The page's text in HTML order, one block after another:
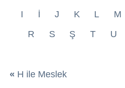
I
İ J K L M
R
S Ş T U
« H ile Meslek